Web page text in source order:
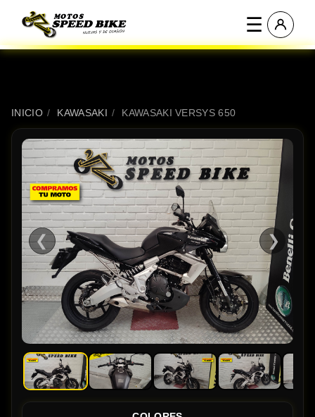
☰
INICIO / KAWASAKI / KAWASAKI VERSYS 650
❮ ❯